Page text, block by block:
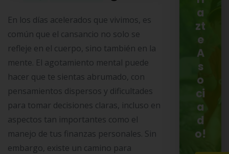
En los días acelerados que vivimos, es
común que el cansancio no solo se
refleje en el cuerpo, sino también en la
mente. El agotamiento mental puede
hacer que te sientas abrumado, con
pensamientos dispersos y dificultades
para tomar decisiones claras, incluso en
aspectos tan importantes como el
manejo de tus finanzas personales. Sin
embargo, existe un camino para
a
zt
e
A
s
o
ci
a
d
o!